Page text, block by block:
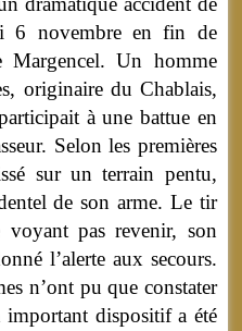
6 novembre en fin de
Margencel. Un homme
originaire du Chablais,
à une battue en
Selon les premières
sur un terrain pentu,
de son arme. Le tir
pas revenir, son
l’alerte aux secours.
n’ont pu que constater
dispositif a été